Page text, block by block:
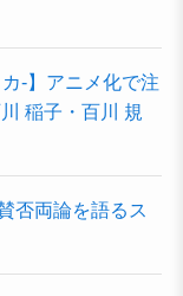
-】アニメ化で注
稲子・百川 規
否両論を語るス